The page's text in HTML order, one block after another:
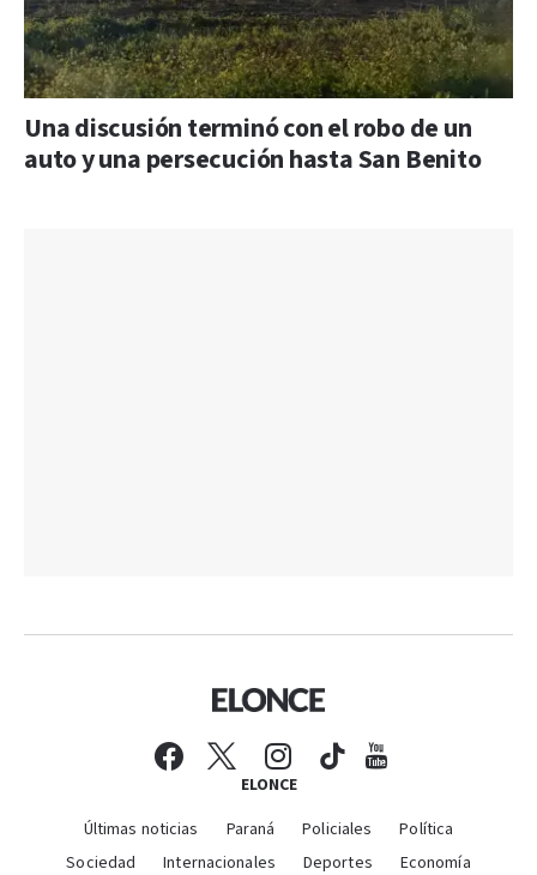
Una discusión terminó con el robo de un
auto y una persecución hasta San Benito
ELONCE
Últimas noticias Paraná Policiales
Política
Sociedad
Internacionales Deportes Economía